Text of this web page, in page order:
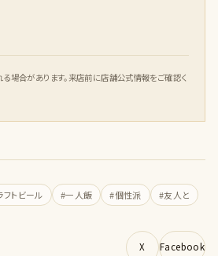
場合があります。来店前に店舗公式情報をご確認く
フトビール #一人飯 #個性派 #友人と
X Facebook